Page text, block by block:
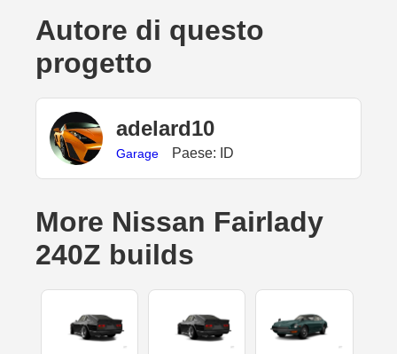
Autore di questo
progetto
adelard10
Garage Paese: ID
More Nissan Fairlady
240Z builds